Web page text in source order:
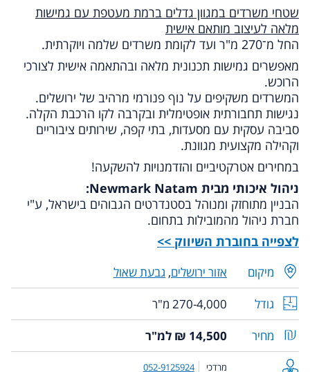
שטחי משרדים במגוון גדלים ברמת מעטפת עם גמישות
מלאה לעיצוב מותאם אישית
החל מ־270 מ"ר ועד לקומת משרדים שלמה ויוקרתית.
מאפשרים גמישות תכנונית מלאה ובהתאמה אישית לצורכי
הרוכש.
המשרדים משקיפים על נוף פנורמי מרהיב של ירושלים.
נגישות תחבורתית אופטימלית ובקרבה לקו הרכבת הקלה.
סביבה עסקית עם מסעדות, בתי קפה, שירותים ציבוריים
וקהילה מקצועית מגוונת.
במחירים אטרקטיביים והזדמנויות להשקעה!
ניהול איכותי מבית Newmark Natam:
הבניין מתוחזק ומנוהל בסטנדרטים הגבוהים בישראל, ע"י
חברת ניהול מהמובילות בתחום.
לצפייה בחוברת השיווק >>
מיקום אזור ירושלים, גבעת שאול
גודל
270-4,000 מ"ר
מחיר
14,500 ₪ למ"ר
מרדכי 052-9125924